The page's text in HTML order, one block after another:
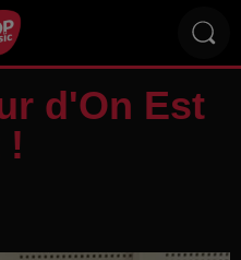
d'On Est
!